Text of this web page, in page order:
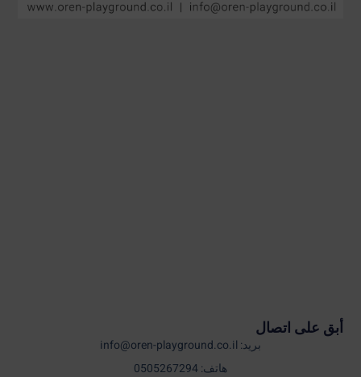
أبق على اتصال
بريد: info@oren-playground.co.il
هاتف: 0505267294